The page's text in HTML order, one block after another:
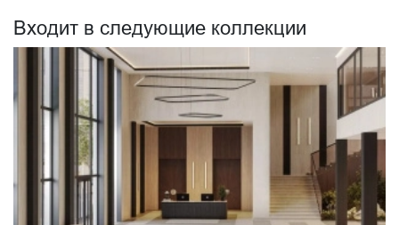
Входит в следующие коллекции